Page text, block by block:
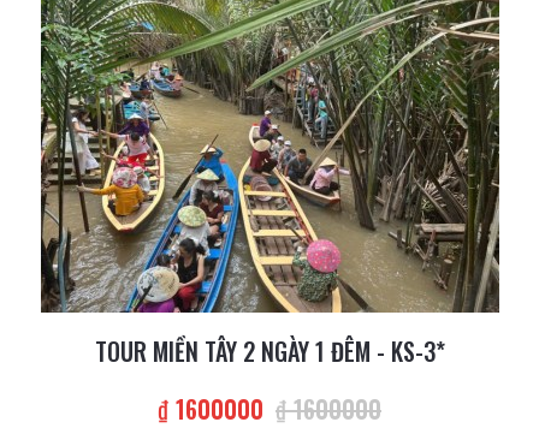
TOUR MIỀN TÂY 2 NGÀY 1 ĐÊM - KS-3*
₫ 1600000 ₫ 1600000